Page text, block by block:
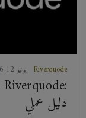
2026 يونيو 12 Riverquode
دليل عملي